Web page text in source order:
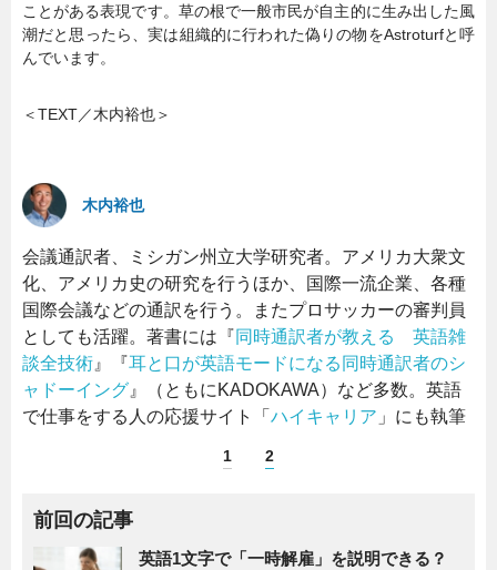
ことがある表現です。草の根で一般市民が自主的に生み出した風
潮だと思ったら、実は組織的に行われた偽りの物をAstroturfと呼
んでいます。
＜TEXT／木内裕也＞
木内裕也
会議通訳者、ミシガン州立大学研究者。アメリカ大衆文
化、アメリカ史の研究を行うほか、国際一流企業、各種
国際会議などの通訳を行う。またプロサッカーの審判員
としても活躍。著書には『同時通訳者が教える 英語雑
談全技術 』『耳と口が英語モードになる同時通訳者のシ
ャドーイング 』（ともにKADOKAWA）など多数。英語
で仕事をする人の応援サイト「 ハイキャリア 」にも執筆
1 2
前回の記事
英語1文字で「一時解雇」を説明できる？